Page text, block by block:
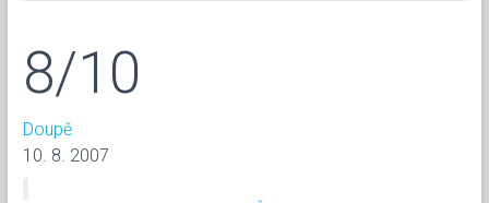
8/10
Doupě
10. 8. 2007